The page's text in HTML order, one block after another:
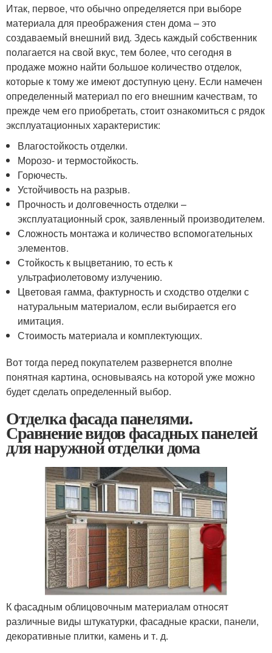
Итак, первое, что обычно определяется при выборе
материала для преображения стен дома – это
создаваемый внешний вид. Здесь каждый собственник
полагается на свой вкус, тем более, что сегодня в
продаже можно найти большое количество отделок,
которые к тому же имеют доступную цену. Если намечен
определенный материал по его внешним качествам, то
прежде чем его приобретать, стоит ознакомиться с рядок
эксплуатационных характеристик:
Влагостойкость отделки.
Морозо- и термостойкость.
Горючесть.
Устойчивость на разрыв.
Прочность и долговечность отделки –
эксплуатационный срок, заявленный производителем.
Сложность монтажа и количество вспомогательных
элементов.
Стойкость к выцветанию, то есть к
ультрафиолетовому излучению.
Цветовая гамма, фактурность и сходство отделки с
натуральным материалом, если выбирается его
имитация.
Стоимость материала и комплектующих.
Вот тогда перед покупателем развернется вполне
понятная картина, основываясь на которой уже можно
будет сделать определенный выбор.
Отделка фасада панелями.
Сравнение видов фасадных панелей
для наружной отделки дома
К фасадным облицовочным материалам относят
различные виды штукатурки, фасадные краски, панели,
декоративные плитки, камень и т. д.